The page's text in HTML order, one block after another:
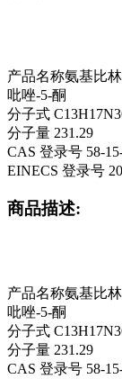
产品名称氨基比
吡唑-5-酮
分子式
分子量 231.29
CAS 登录号 58-
EINECS 登录号
商品描述:
产品名称氨基比
吡唑-5-酮
分子式
分子量 231.29
CAS 登录号 58-